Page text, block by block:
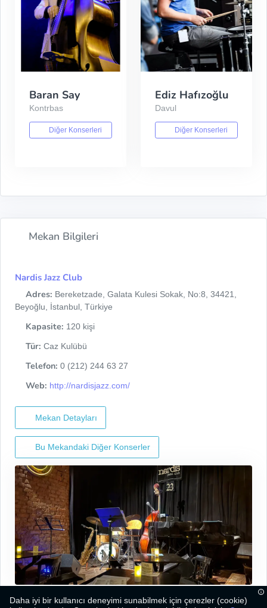
Baran Say
Kontrbas
Diğer Konserleri
Ediz Hafızoğlu
Davul
Diğer Konserleri
Mekan Bilgileri
Nardis Jazz Club
Adres: Bereketzade, Galata Kulesi Sokak, No:8, 34421,
Beyoğlu, İstanbul, Türkiye
Kapasite: 120 kişi
Tür: Caz Kulübü
Telefon: 0 (212) 244 63 27
Web: http://nardisjazz.com/
Mekan Detayları
Bu Mekandaki Diğer Konserler
Daha iyi bir kullanıcı deneyimi sunabilmek için çerezler (cookie)